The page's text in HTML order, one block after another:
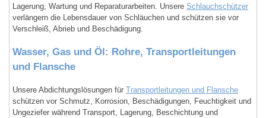
Lagerung, Wartung und Reparaturarbeiten. Unsere Schlauchschützer
verlängern die Lebensdauer von Schläuchen und schützen sie vor
Verschleiß, Abrieb und Beschädigung.
Wasser, Gas und Öl: Rohre, Transportleitungen
und Flansche
Unsere Abdichtungslösungen für Transportleitungen und Flansche
schützen vor Schmutz, Korrosion, Beschädigungen, Feuchtigkeit und
Ungeziefer während Transport, Lagerung, Beschichtung und